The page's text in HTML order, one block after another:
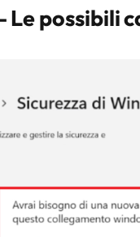
possibili